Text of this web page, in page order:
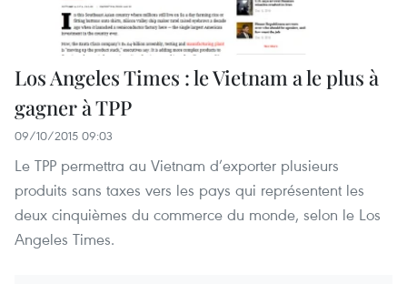
Los Angeles Times : le Vietnam a le plus à
gagner à TPP
09/10/2015 09:03
Le TPP permettra au Vietnam d’exporter plusieurs
produits sans taxes vers les pays qui représentent les
deux cinquièmes du commerce du monde, selon le Los
Angeles Times.